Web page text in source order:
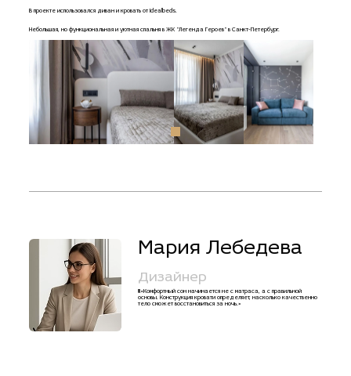
В проекте использовался диван икровать от Idealbeds.
Небольшая, но функциональная и уютная спальня в ЖК "Легенда Героев" в Санкт-Петербург.
Мария Лебедева
Дизайнер
!!!«Комфортный сон начинается не с матраса, а с правильной
основы. Конструкция кровати определяет, насколько качественно
тело сможет восстановиться за ночь.»